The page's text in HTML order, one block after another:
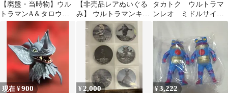
【廃盤・当時物】ウル
トラマンA＆タロウ＆
【非売品レアぬいぐる
み】 ウルトラマンキッ
ズ『エレピー』 1体
タカトク ウルトラマ
ンレオ ミドルサイ
ズ ソフビ 当時物
昭和レトロ ブルマァ
現在 ¥900 ¥ 2,000 ¥3,222